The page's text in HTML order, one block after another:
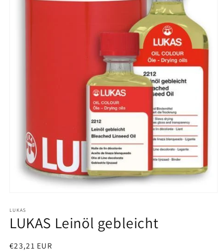
in
Modal
öffnen
LUKAS
LUKAS Leinöl gebleicht
Normaler
€23,21 EUR